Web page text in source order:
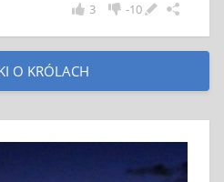
-10
3
O KRÓLACH